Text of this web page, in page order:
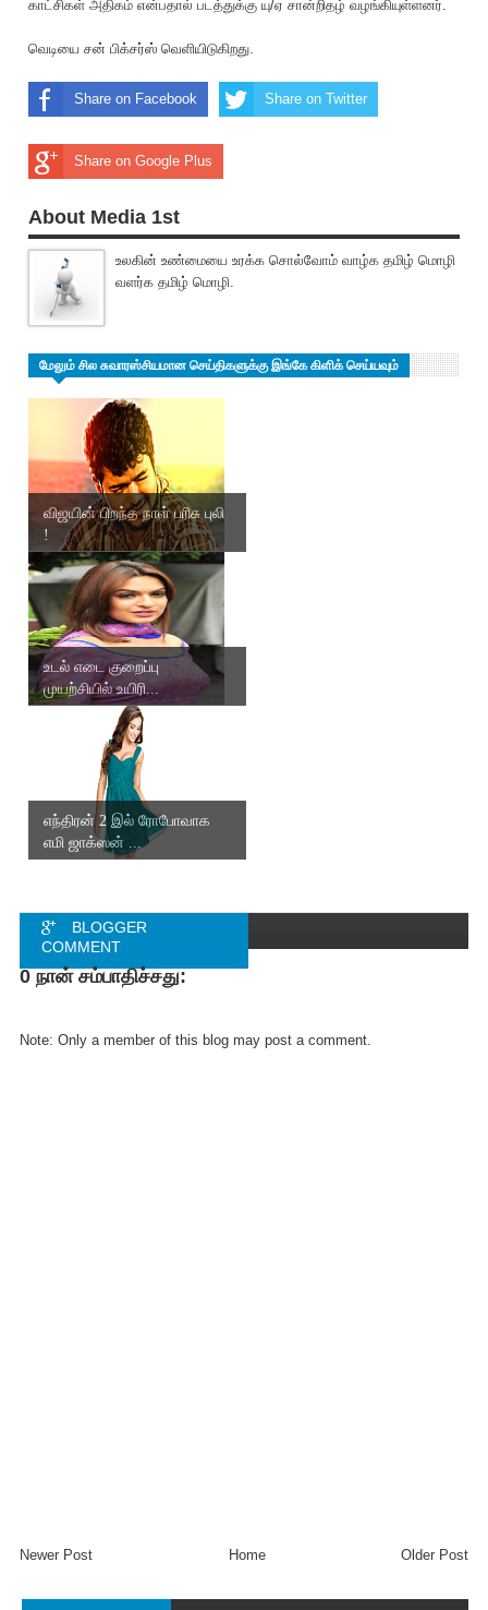
காட்சிகள் அதிகம் என்பதால் படத்துக்கு யு/ஏ சான்றிதழ் வழங்கியுள்ளனர்.
வெடியை சன் பிக்சர்ஸ் வெளியிடுகிறது.
Share on Facebook Share on Twitter
Share on Google Plus
About Media 1st
உலகின் உண்மையை உரக்க சொல்வோம் வாழ்க தமிழ் மொழி
வளர்க தமிழ் மொழி.
மேலும் சில சுவாரஸ்சியமான செய்திகளுக்கு இங்கே கிளிக் செய்யவும்
விஜயின் பிறந்த நாள் பரிசு புலி
!
உடல் எடை குறைப்பு
முயற்சியில் உயிரி...
எந்திரன் 2 இல் ரோபோவாக
எமி ஜாக்ஸன் ...
BLOGGER
COMMENT
FACEBOOK
0 நான் சம்பாதிச்சது:
Note: Only a member of this blog may post a comment.
Newer Post Older Post
Home